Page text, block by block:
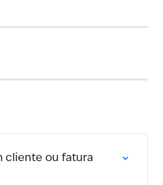
cliente ou fatura